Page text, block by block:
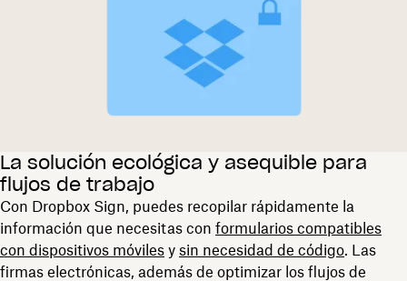
La solución ecológica y asequible para
flujos de trabajo
Con Dropbox Sign, puedes recopilar rápidamente la
información que necesitas con formularios compatibles
con dispositivos móviles y sin necesidad de código. Las
firmas electrónicas, además de optimizar los flujos de